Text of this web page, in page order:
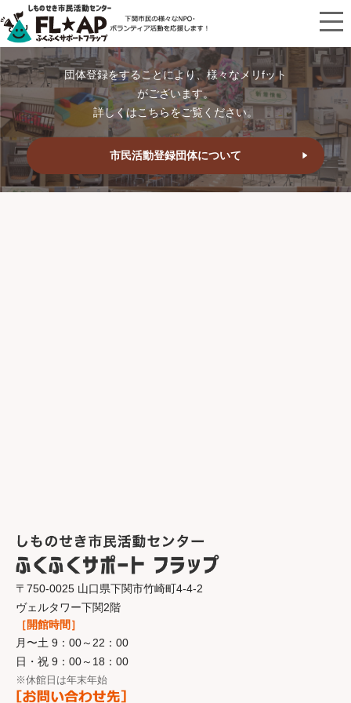
団体登録をすることにより、様々なメリfット
がございます。
詳しくはこちらをご覧ください。
市民活動登録団体について
〒750-0025 山口県下関市竹崎町4-4-2
ヴェルタワー下関2階
［開館時間］
月〜土 9：00～22：00
日・祝 9：00～18：00
※休館日は年末年始